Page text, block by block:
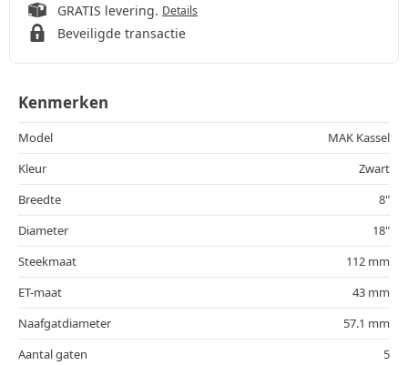
GRATIS levering. Details
Beveiligde transactie
Kenmerken
Model
MAK Kassel
Kleur
Zwart
Breedte
8"
Diameter
18"
Steekmaat
112 mm
ET-maat
43 mm
Naafgatdiameter
57.1 mm
Aantal gaten
5